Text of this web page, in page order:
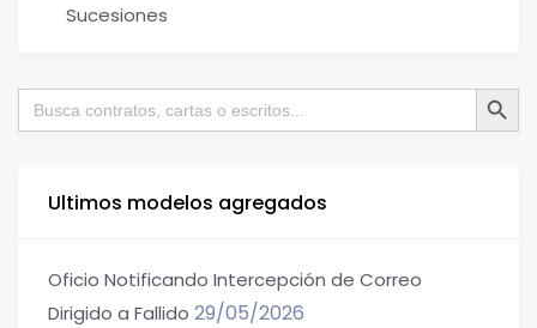
Sucesiones
Buscar: Botón de
Ultimos modelos agregados
Oficio Notificando Intercepción de Correo
Dirigido a Fallido 29/05/2026